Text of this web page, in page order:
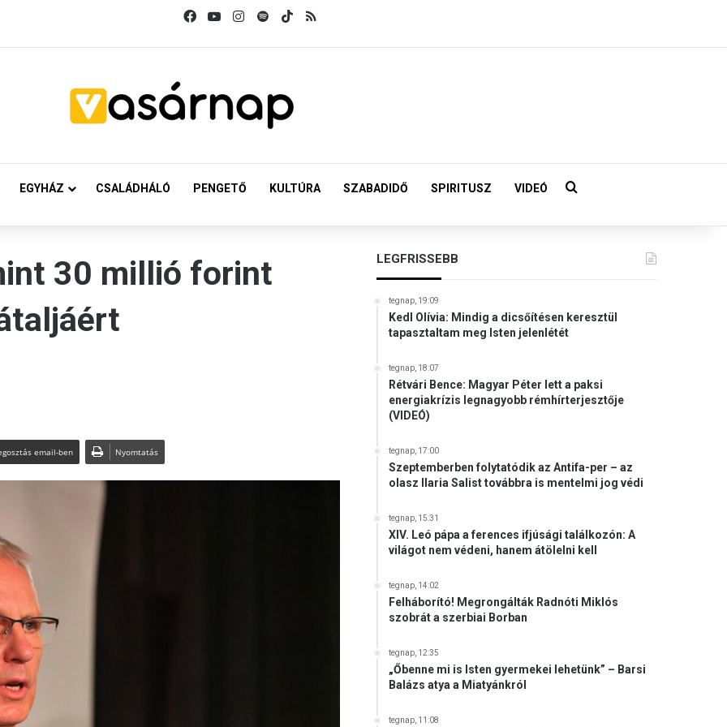
FacebookYouTubeInstagram
SpotifyTikTok
EGYHÁZ CSALÁDHÁLÓ PENGETŐ KULTÚRA SZABADIDŐ SPIRITUSZ VIDEÓ Keresés:
30 millió forint
email-ben Nyomtatás
LEGFRISSEBB
tegnap, 19:09
Kedl Olívia: Mindig a dicsőítésen keresztül
tapasztaltam meg Isten jelenlétét
tegnap, 18:07
Rétvári Bence: Magyar Péter lett a paksi
energiakrízis legnagyobb rémhírterjesztője
(VIDEÓ)
tegnap, 17:00
Szeptemberben folytatódik az Antifa-per – az
olasz Ilaria Salist továbbra is mentelmi jog védi
tegnap, 15:31
XIV. Leó pápa a ferences ifjúsági találkozón: A
világot nem védeni, hanem átölelni kell
tegnap, 14:02
Felháborító! Megrongálták Radnóti Miklós
szobrát a szerbiai Borban
tegnap, 12:35
„Őbenne mi is Isten gyermekei lehetünk” – Barsi
Balázs atya a Miatyánkról
tegnap, 11:08